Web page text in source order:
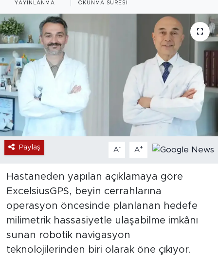
YAYINLANMA OKUNMA SÜRESI
Paylaş A- A+
Hastaneden yapılan açıklamaya göre
ExcelsiusGPS, beyin cerrahlarına
operasyon öncesinde planlanan hedefe
milimetrik hassasiyetle ulaşabilme imkânı
sunan robotik navigasyon
teknolojilerinden biri olarak öne çıkıyor.